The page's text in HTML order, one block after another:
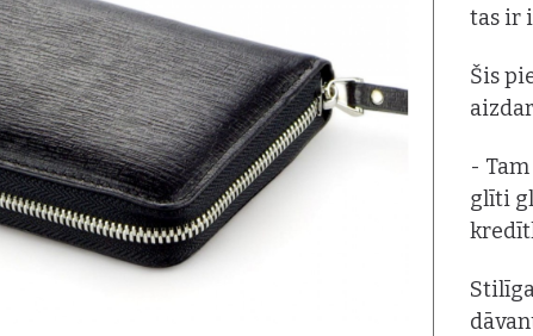
tas ir
Šis
-
glīti